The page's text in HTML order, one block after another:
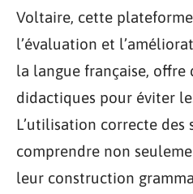
Voltaire, cette
l’évaluation et
la langue française, offre
didactiques pour éviter
L’utilisation correcte des
comprendre non
leur construction